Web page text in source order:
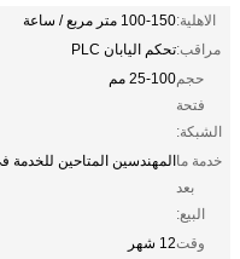
الاهلية:100-150 متر مربع / ساعة
مراقب:تحكم اليابان PLC
حجم
فتحة
الشبكة:
25-100 مم
خدمة ما
بعد
البيع:
المهندسين المتاحين للخدمة
وقت12 شهر